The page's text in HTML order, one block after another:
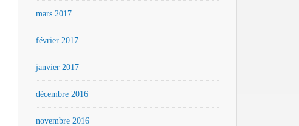
mars 2017
février 2017
janvier 2017
décembre 2016
novembre 2016